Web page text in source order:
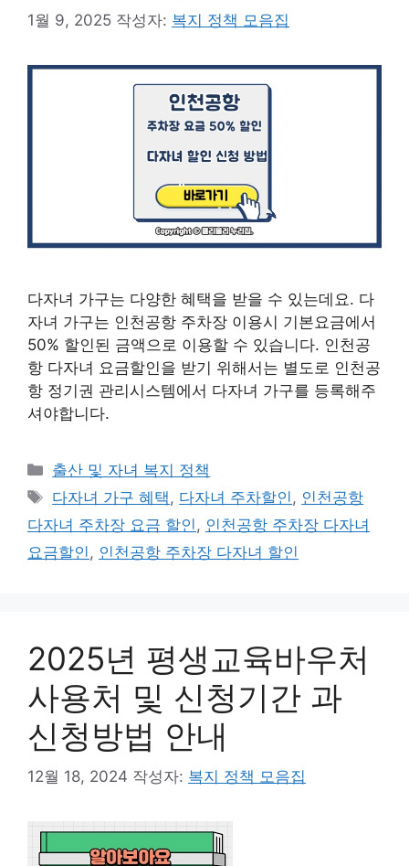
1월 9, 2025 작성자: 복지 정책 모음집
다자녀 가구는 다양한 혜택을 받을 수 있는데요. 다
자녀 가구는 인천공항 주차장 이용시 기본요금에서
50% 할인된 금액으로 이용할 수 있습니다. 인천공
항 다자녀 요금할인을 받기 위해서는 별도로 인천공
항 정기권 관리시스템에서 다자녀 가구를 등록해주
셔야합니다.
카
테
리
출산 및 자녀 복지 정책
태
그
다자녀 가구 혜택, 다자녀 주차할인, 인천공항
다자녀 주차장 요금 할인, 인천공항 주차장 다자녀
요금할인, 인천공항 주차장 다자녀 할인
2025년 평생교육바우처
사용처 및 신청기간 과
신청방법 안내
12월 18, 2024 작성자: 복지 정책 모음집